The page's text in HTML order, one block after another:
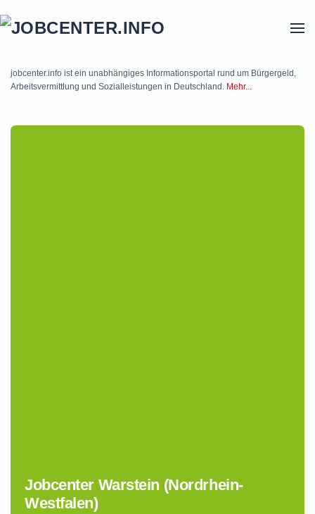
jobcenter.info ist ein unabhängiges Informationsportal rund um Bürgergeld,
Arbeitsvermittlung und Sozialleistungen in Deutschland. Mehr...
Jobcenter Warstein (Nordrhein-
Westfalen)